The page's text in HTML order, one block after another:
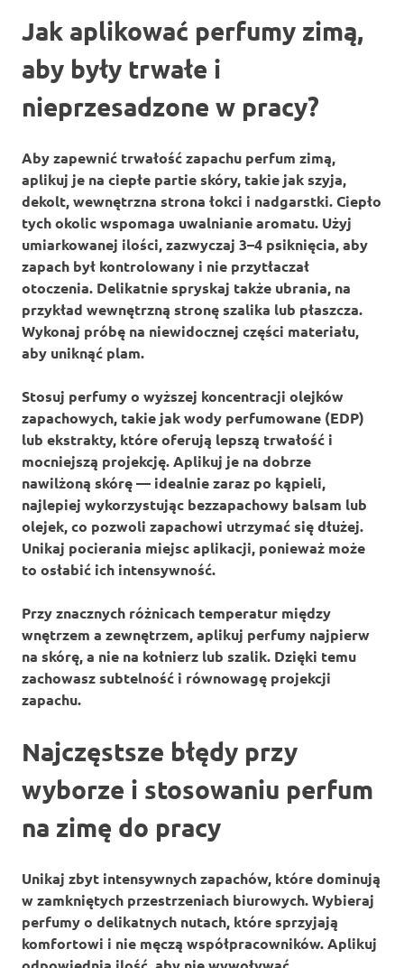
Jak aplikować perfumy zimą,
aby były trwałe i
nieprzesadzone w pracy?
Aby zapewnić trwałośćzapachu perfum zimą,
aplikuj je na ciepłe partie skóry, takie jak szyja,
dekolt, wewnętrzna strona łokci i nadgarstki. Ciepło
tych okolic wspomaga uwalnianie aromatu. Użyj
umiarkowanej ilości, zazwyczaj 3–4 psiknięcia, aby
zapach był kontrolowany i nie przytłaczał
otoczenia. Delikatnie spryskaj także ubrania, na
przykład wewnętrzną stronę szalika lub płaszcza.
Wykonaj próbę na niewidocznej części materiału,
aby uniknąć plam.
Stosuj perfumy o wyższej koncentracji olejków
zapachowych, takie jak wody perfumowane (EDP)
lub ekstrakty, które oferują lepszą trwałość i
mocniejszą projekcję. Aplikuj je na dobrze
nawilżoną skórę — idealnie zaraz po kąpieli,
najlepiej wykorzystując bezzapachowy balsam lub
olejek, co pozwoli zapachowi utrzymać się dłużej.
Unikaj pocierania miejsc aplikacji, ponieważ może
to osłabić ich intensywność.
Przy znacznych różnicach temperatur między
wnętrzem a zewnętrzem, aplikuj perfumy najpierw
na skórę, a nie na kołnierz lub szalik. Dzięki temu
zachowasz subtelność i równowagę projekcji
zapachu.
Najczęstsze błędy przy
wyborze i stosowaniu perfum
na zimę do pracy
Unikaj zbyt intensywnych zapachów, które dominują
w zamkniętych przestrzeniach biurowych. Wybieraj
perfumy o delikatnych nutach, które sprzyjają
komfortowi i nie męczą współpracowników. Aplikuj